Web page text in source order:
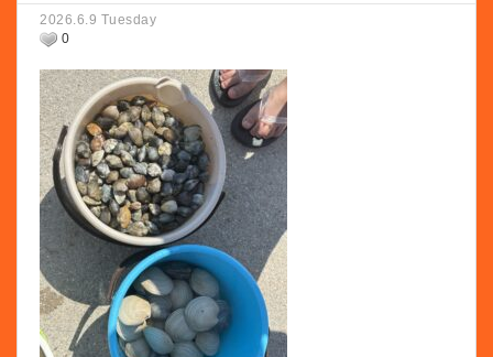
2026.6.9 Tuesday
0